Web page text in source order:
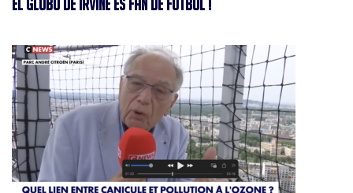
EL GLOBO DE IRVINE ES FAN DE FÚTBOL !